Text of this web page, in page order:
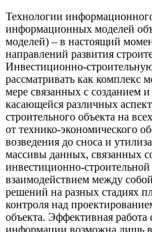
Технологии
информационных моделей
моделей) – в настоящий
направлений развития
Инвестиционно-
рассматривать как комплекс
мере связанных с созданием
касающейся различных
строительного объекта на
от технико-экономического
возведения до сноса и
массивы данных, связанных
инвестиционно-
взаимодействием между
решений на разных стадиях
контроля над
объекта. Эффективная